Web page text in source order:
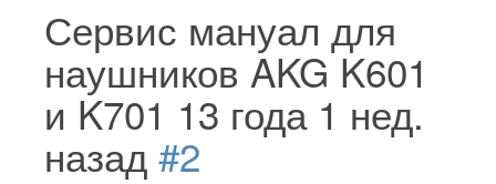
Сервис мануал для
наушников AKG K601
и K701 13 года 1 нед.
назад #2